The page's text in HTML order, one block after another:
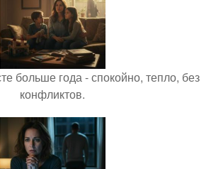
больше года - спокойно, тепло, без
конфликтов.